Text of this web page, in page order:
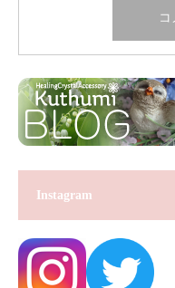
Instagram